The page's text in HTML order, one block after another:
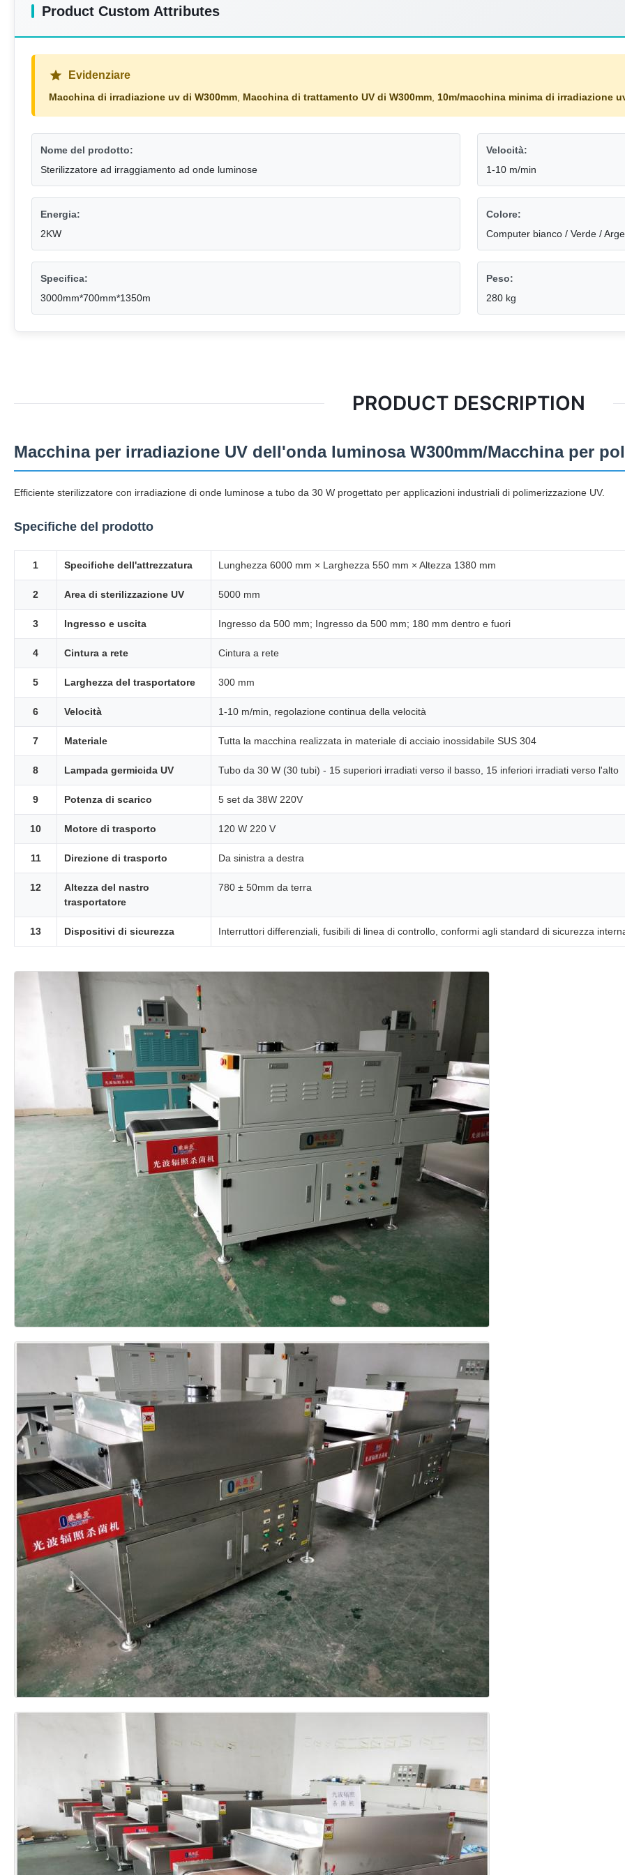
Product Custom Attributes
Evidenziare
Macchina di irradiazione uv di W300mm Macchina di trattamento UV di W300mm 10m/macchina minima di irradiazione
Nome del prodotto:
Sterilizzatore ad irraggiamento ad onde luminose
Velocità:
1-10 m/min
Energia:
2KW
Colore:
Computer bianco / Verde /
Specifica:
3000mm*700mm*1350m
Peso:
280 kg
PRODUCT DESCRIPTION
Macchina per irradiazione UV dell'onda luminosa W300mm/Macchina per
Efficiente sterilizzatore con irradiazione di onde luminose a tubo da 30 W progettato per applicazioni industriali di polimerizzazione UV.
Specifiche del prodotto
1 Specifiche dell'attrezzatura Lunghezza 6000 mm × Larghezza 550 mm × Altezza 1380 mm
2 Area di sterilizzazione UV 5000 mm
3 Ingresso e uscita Ingresso da 500 mm; Ingresso da 500 mm; 180 mm dentro e fuori
4 Cintura a rete Cintura a rete
5 Larghezza del trasportatore 300 mm
6 Velocità 1-10 m/min, regolazione continua della velocità
7 Materiale Tutta la macchina realizzata in materiale di acciaio inossidabile SUS 304
8 Lampada germicida UV Tubo da 30 W (30 tubi) - 15 superiori irradiati verso il basso, 15 inferiori irradiati verso l'alto
9 Potenza di scarico 5 set da 38W 220V
10 Motore di trasporto 120 W 220 V
11 Direzione di trasporto Da sinistra a destra
12
Altezza del nastro
trasportatore
780 ± 50mm da terra
13 Dispositivi di sicurezza Interruttori differenziali, fusibili di linea di controllo, conformi agli standard di sicurezza